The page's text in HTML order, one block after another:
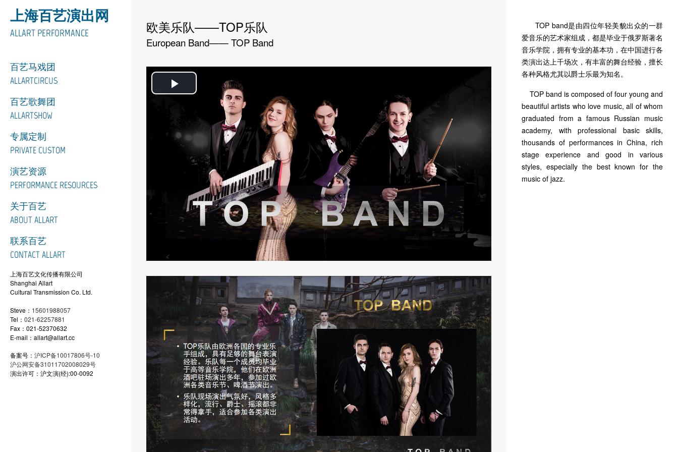
上海百艺演出网
ALLART PERFORMANCE
百艺马戏团
ALLARTCIRCUS
百艺歌舞团
ALLARTSHOW
专属定制
PRIVATE CUSTOM
演艺资源
PERFORMANCE RESOURCES
关于百艺
ABOUT ALLART
联系百艺
CONTACT ALLART
上海百艺文化传播有限公司
Shanghai Allart
Cultural Transmission Co. Ltd.
Steve： 15601988057
Tel： 021-62257881
Fax：021-52370632
E-mail：allart@allart.cc
备案号： 沪ICP备10017806号-10
沪公网安备31011702008029号
演出许可：沪文演(经):00-0092
欧美乐队——TOP乐队
European Band—— TOP Band
Play
Video
TOP band是由四位年轻美貌出众的一群
爱音乐的艺术家组成，都是毕业于俄罗斯著名
音乐学院，拥有专业的基本功，在中国进行各
类演出达上千场次，有丰富的舞台经验，擅长
各种风格尤其以爵士乐最为知名。
TOP band is composed of four young and
beautiful artists who love music, all of whom
graduated from a famous Russian music
academy, with professional basic skills,
thousands of performances in China, rich
stage experience and good in various
styles, especially the best known for the
music of jazz.